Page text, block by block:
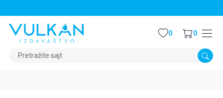
Pretražite sajt
0 0